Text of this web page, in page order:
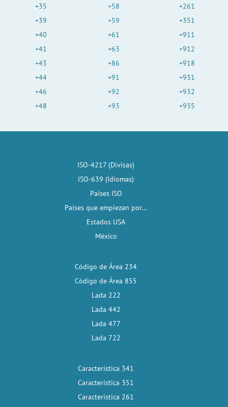
+35
+39
+40
+41
+43
+44
+46
+48
+58
+59
+61
+63
+86
+91
+92
+93
+261
+351
+911
+912
+918
+931
+932
+935
ISO-4217 (Divisas)
ISO-639 (Idiomas)
Países ISO
Países que empiezan por...
Estados USA
México
Código de Área 234
Código de Área 855
Lada 222
Lada 442
Lada 477
Lada 722
Característica 341
Característica 351
Característica 261